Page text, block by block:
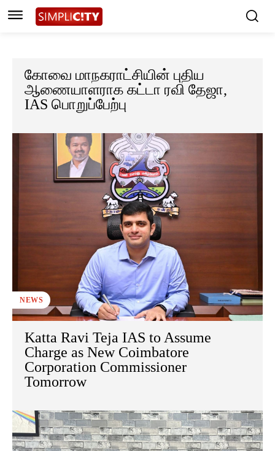
கோவை மாநகராட்சியின் புதிய
ஆணையாளராக கட்டா ரவி தேஜா,
IAS பொறுப்பேற்பு
NEWS
Katta Ravi Teja IAS to Assume
Charge as New Coimbatore
Corporation Commissioner
Tomorrow